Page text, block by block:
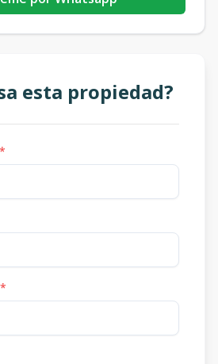
esta propiedad?
*
*